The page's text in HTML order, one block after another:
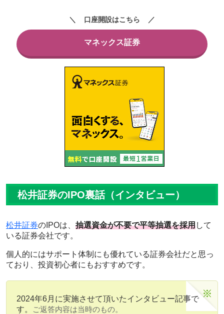
マネックス証券
口座開設はこちら
松井証券のIPO裏話（インタビュー）
松井証券のIPOは、 抽選資金が不要で平等抽選を採用して
いる証券会社です。
個人的にはサポート体制にも優れている証券会社だと思っ
ており、投資初心者にもおすすめです。
2024年6月に実施させて頂いたインタビュー記事で
す。
ご返答内容は当時のもの。